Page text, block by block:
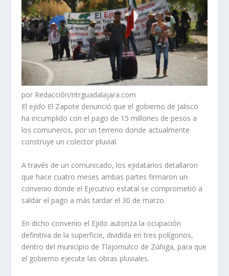
por Redacción/ntrguadalajara.com
El ejido El Zapote denunció que el gobierno de Jalisco
ha incumplido con el pago de 15 millones de pesos a
los comuneros, por un terreno donde actualmente
construye un colector pluvial.
A través de un comunicado, los ejidatarios detallaron
que hace cuatro meses ambas partes firmaron un
convenio donde el Ejecutivo estatal se comprometió a
saldar el pago a más tardar el 30 de marzo.
En dicho convenio el Ejido autoriza la ocupación
definitiva de la superficie, dividida en tres polígonos,
dentro del municipio de Tlajomulco de Zúñiga, para que
el gobierno ejecute las obras pluviales.